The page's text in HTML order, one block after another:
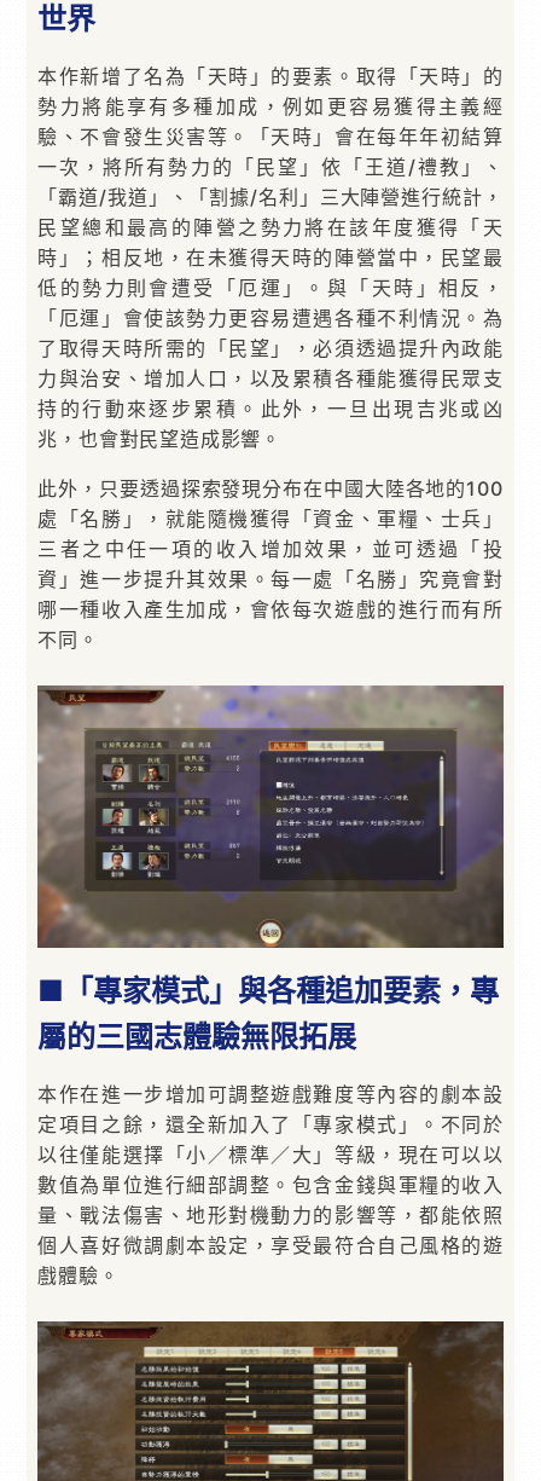
世界
本作新增了名為「天時」的要素。取得「天時」的
勢力將能享有多種加成，例如更容易獲得主義經
驗、不會發生災害等。「天時」會在每年年初結算
一次，將所有勢力的「民望」依「王道/禮教」、
「霸道/我道」、「割據/名利」三大陣營進行統計，
民望總和最高的陣營之勢力將在該年度獲得「天
時」；相反地，在未獲得天時的陣營當中，民望最
低的勢力則會遭受「厄運」。與「天時」相反，
「厄運」會使該勢力更容易遭遇各種不利情況。為
了取得天時所需的「民望」，必須透過提升內政能
力與治安、增加人口，以及累積各種能獲得民眾支
持的行動來逐步累積。此外，一旦出現吉兆或凶
兆，也會對民望造成影響。
此外，只要透過探索發現分布在中國大陸各地的100
處「名勝」，就能隨機獲得「資金、軍糧、士兵」
三者之中任一項的收入增加效果，並可透過「投
資」進一步提升其效果。每一處「名勝」究竟會對
哪一種收入產生加成，會依每次遊戲的進行而有所
不同。
■「專家模式」與各種追加要素，專
屬的三國志體驗無限拓展
本作在進一步增加可調整遊戲難度等內容的劇本設
定項目之餘，還全新加入了「專家模式」。不同於
以往僅能選擇「小／標準／大」等級，現在可以以
數值為單位進行細部調整。包含金錢與軍糧的收入
量、戰法傷害、地形對機動力的影響等，都能依照
個人喜好微調劇本設定，享受最符合自己風格的遊
戲體驗。